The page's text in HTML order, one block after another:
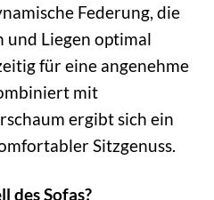
Federung, die
und Liegen optimal
für eine angenehme
mit
ergibt sich ein
Sitzgenuss.
des Sofas?